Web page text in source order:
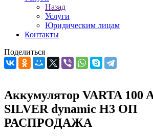
Назад
Услуги
Юридическим лицам
Контакты
Поделиться
Аккумулятор VARTA 100
SILVER dynamic H3 ОП
РАСПРОДАЖА